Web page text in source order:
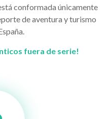
conformada únicamente
de aventura y turismo
fuera de serie!